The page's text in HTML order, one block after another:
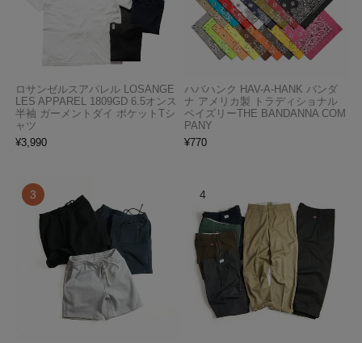
ロサンゼルスアパレル LOSANGE
LES APPAREL 1809GD 6.5オンス
半袖 ガーメントダイ ポケットTシ
ャツ
¥3,990
ハバハンク HAV-A-HANK バンダ
ナ アメリカ製 トラディショナル
ペイズリーTHE BANDANNA COM
PANY
¥770